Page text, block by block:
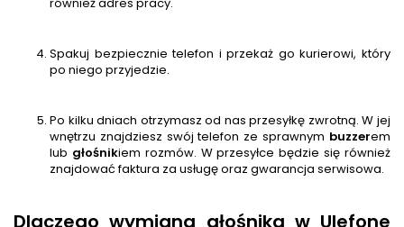
Spakuj bezpiecznie telefon i przekaż go kurierowi, który
po niego przyjedzie.
Po kilku dniach otrzymasz od nas przesyłkę zwrotną. W jej
wnętrzu znajdziesz swój telefon ze sprawnym buzzerem
lub głośnikiem rozmów. W przesyłce będzie się również
znajdować faktura za usługę oraz gwarancja serwisowa.
Dlaczego wymiana głośnika w Ulefone